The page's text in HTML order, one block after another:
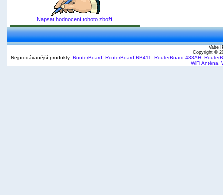
Napsat hodnocení tohoto zboží.
Vaše
Copyright ©
Nejprodávanější produkty: RouterBoard RouterBoard RB411 RouterBoard 433AH
WiFi Anténa